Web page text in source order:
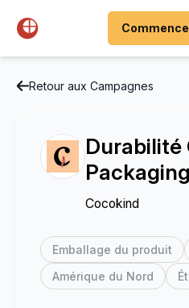
Retour aux Campagnes
Durabilité
Packaging
Cocokind
Emballage du produit
Amérique du Nord